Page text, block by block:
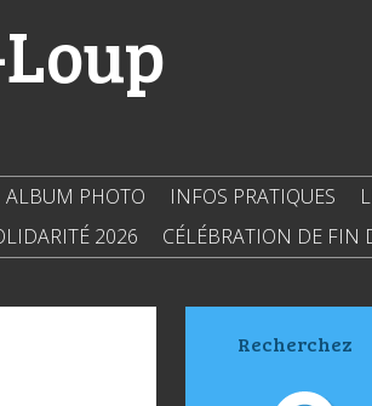
ALBUM PHOTO INFOS PRATIQUES
2026 CÉLÉBRATION DE FIN